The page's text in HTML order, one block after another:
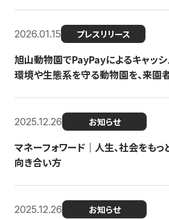
2026.01.15 プレスリリース
旭山動物園でPayPayによるキャッ
環境や生態系を守る動物園を、来園
2025.12.26 お知らせ
マネーフォワード｜人生、社会をも
向き合い方
2025.12.26 お知らせ